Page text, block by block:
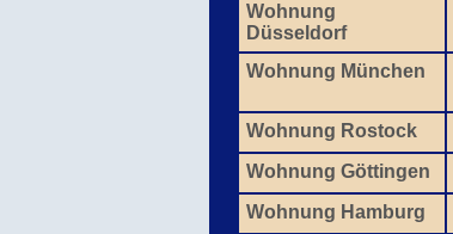
Wohnung
Düsseldorf
Wohnung München
Wohnung Rostock
Wohnung Göttingen
Wohnung Hamburg